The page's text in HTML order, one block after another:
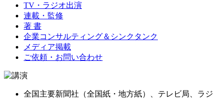
TV・ラジオ出演
連載・監修
著 書
企業コンサルティング＆シンクタンク
メディア掲載
ご依頼・お問い合わせ
全国主要新聞社（全国紙・地方紙）、テレビ局、ラジ